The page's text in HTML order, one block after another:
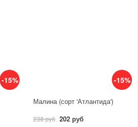
-15% -15%
Малина (сорт 'Атлантида')
238 руб 202 руб